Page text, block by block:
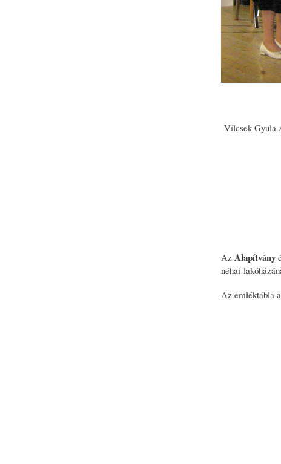
Vilcsek Gyula
Az Alapítvány
néhai
Az emléktábla